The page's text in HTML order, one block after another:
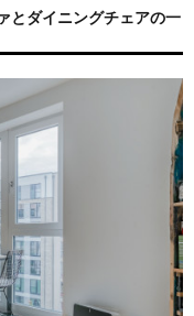
ダイニングチェアの一